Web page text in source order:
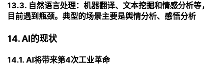
13.3. 自然语言处理：机器翻译、文本挖掘和情感分析等，
目前遇到瓶颈。典型的场景主要是舆情分析、感悟分析
14. AI的现状
14.1. AI将带来第4次工业革命